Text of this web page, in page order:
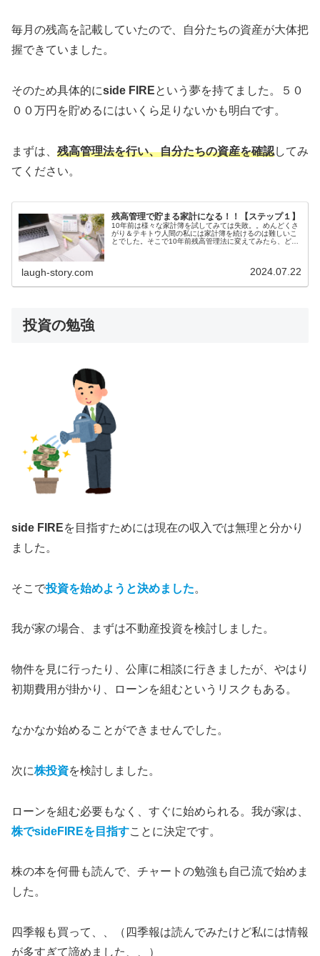
毎月の残高を記載していたので、自分たちの資産が大体把
握できていました。
そのため具体的にside FIREという夢を持てました。５０
００万円を貯めるにはいくら足りないかも明白です。
まずは、 残高管理法を行い、自分たちの資産を確認してみ
てください。
残高管理で貯まる家計になる！！【ステップ１】
10年前は様々な家計簿を試してみては失敗。。めんどくさ
がり＆テキトウ人間の私には家計簿を続けるのは難しいこ
とでした。そこで10年前残高管理法に変えてみたら、どん
laugh-story.com 2024.07.22
投資の勉強
side FIREを目指すためには現在の収入では無理と分かり
ました。
そこで投資を始めようと決めました。
我が家の場合、まずは不動産投資を検討しました。
物件を見に行ったり、公庫に相談に行きましたが、やはり
初期費用が掛かり、ローンを組むというリスクもある。
なかなか始めることができませんでした。
次に株投資を検討しました。
ローンを組む必要もなく、すぐに始められる。我が家は、
株でsideFIREを目指すことに決定です。
株の本を何冊も読んで、チャートの勉強も自己流で始めま
した。
四季報も買って、、（四季報は読んでみたけど私には情報
が多すぎて諦めました、、）